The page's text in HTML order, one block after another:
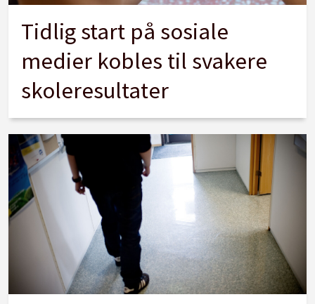
Tidlig start på sosiale
medier kobles til svakere
skoleresultater